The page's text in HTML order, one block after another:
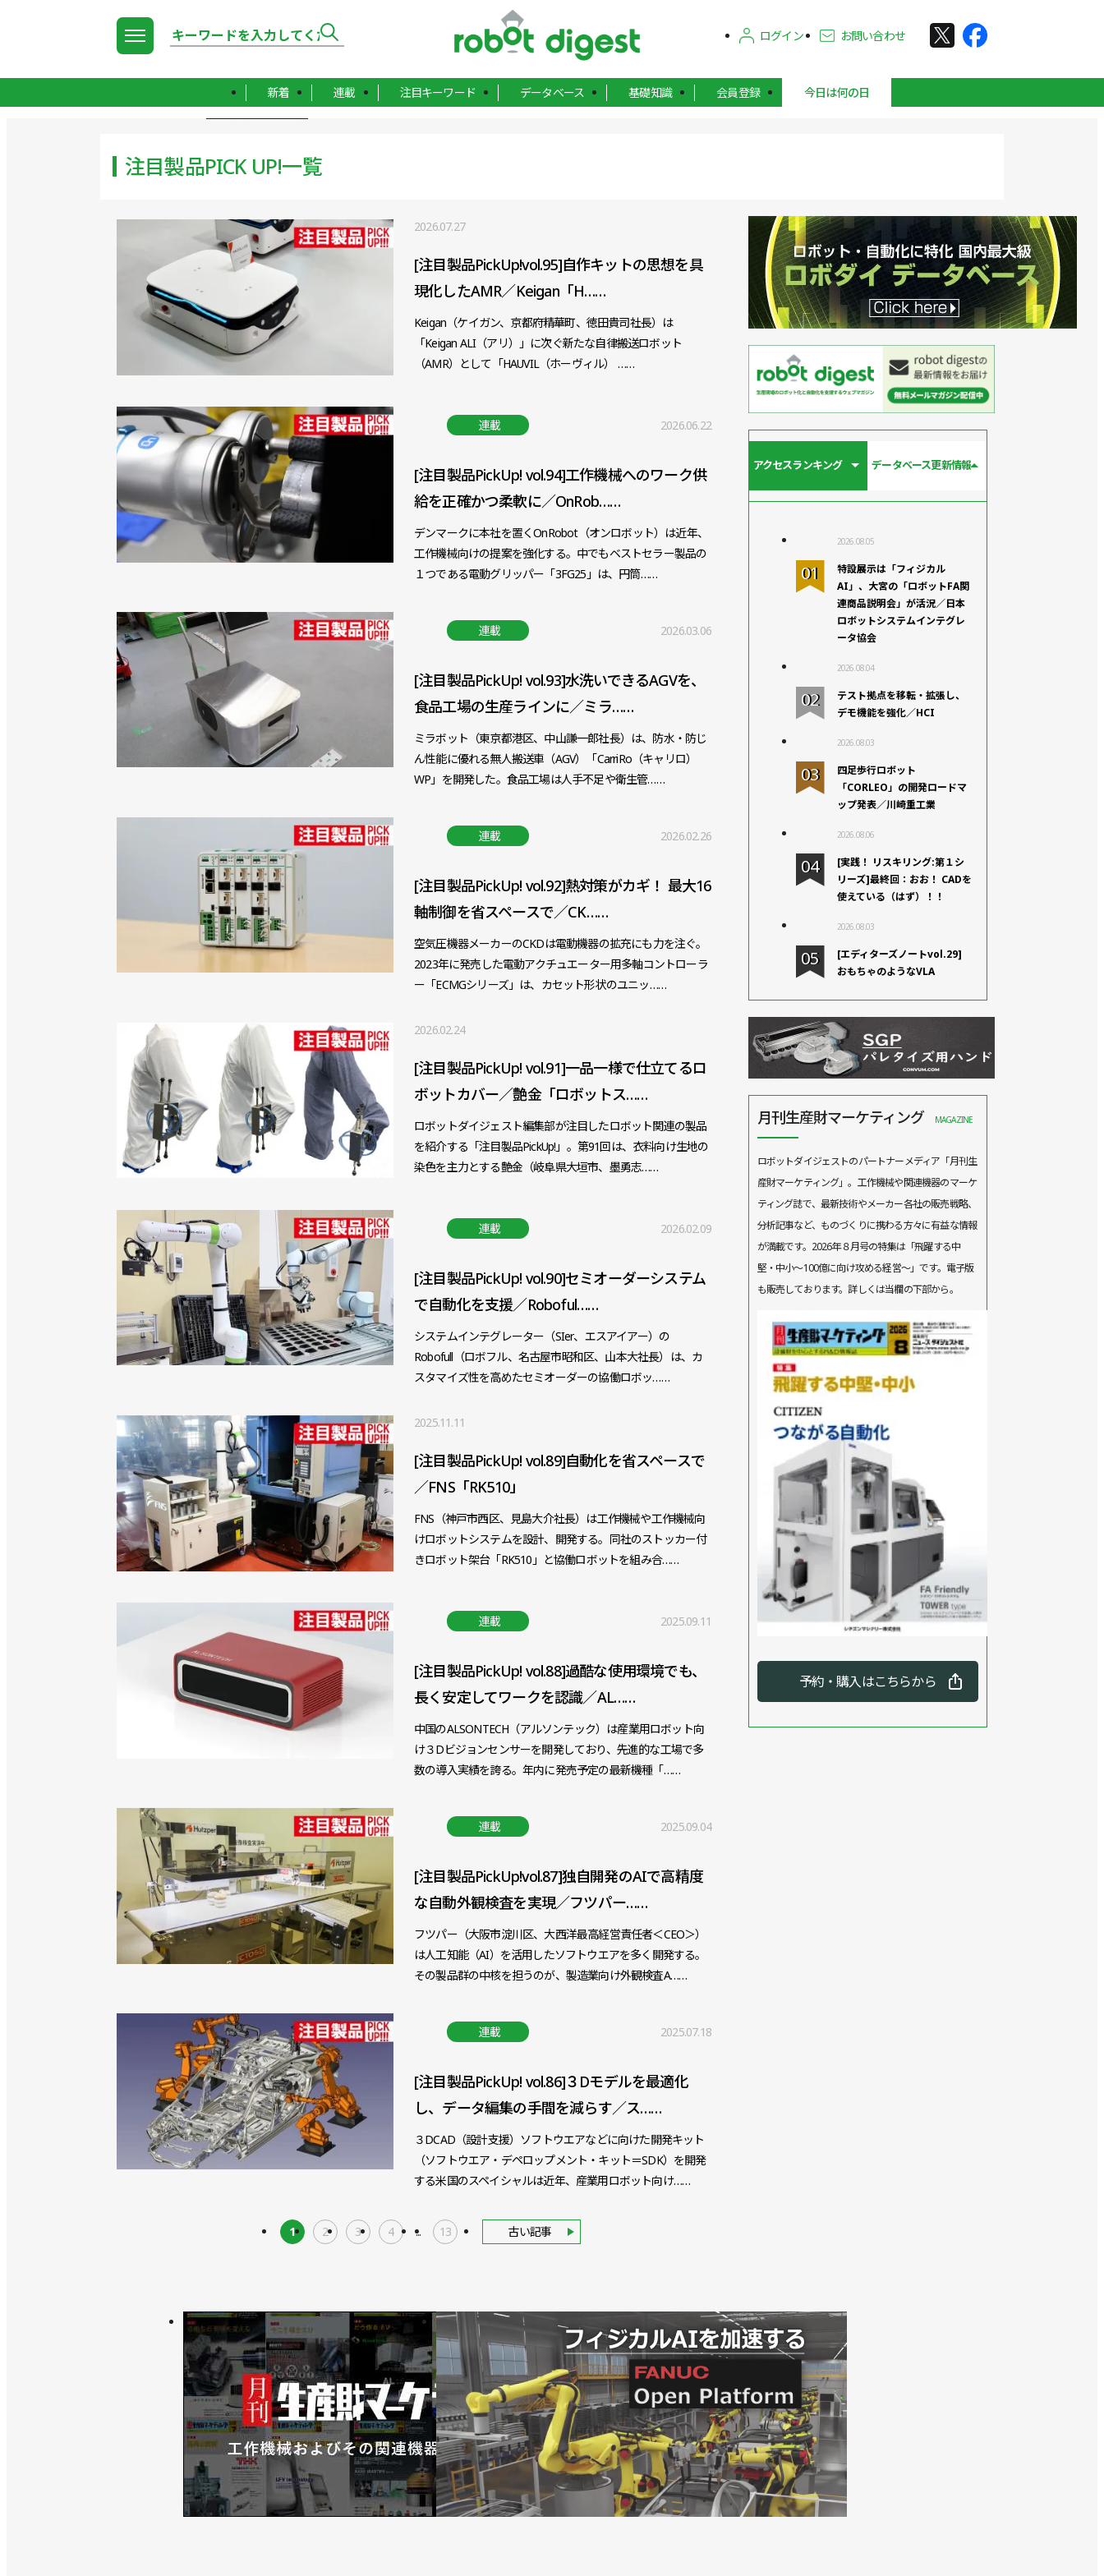
ログイン お問い合わせ
新着 連載 注目キーワード データベース 基礎知識 会員登録 今日は何の日
注目製品PICK UP!一覧
2026.07.27
[注目製品PickUp!vol.95]自作キットの思想を具
現化したAMR／Keigan「H……
Keigan（ケイガン、京都府精華町、徳田貴司社長）は
「Keigan ALI（アリ）」に次ぐ新たな自律搬送ロボット
（AMR）として「HAUVIL（ホーヴィル） ……
連載 2026.06.22
[注目製品PickUp! vol.94]工作機械へのワーク供
給を正確かつ柔軟に／OnRob……
デンマークに本社を置くOnRobot（オンロボット）は近年、
工作機械向けの提案を強化する。中でもベストセラー製品の
１つである電動グリッパー「3FG25」は、円筒……
連載 2026.03.06
[注目製品PickUp! vol.93]水洗いできるAGVを、
食品工場の生産ラインに／ミラ……
ミラボット（東京都港区、中山謙一郎社長）は、防水・防じ
ん性能に優れる無人搬送車（AGV）「CarriRo（キャリロ）
WP」を開発した。食品工場は人手不足や衛生管……
連載 2026.02.26
[注目製品PickUp! vol.92]熱対策がカギ！ 最大16
軸制御を省スペースで／CK……
空気圧機器メーカーのCKDは電動機器の拡充にも力を注ぐ。
2023年に発売した電動アクチュエーター用多軸コントローラ
ー「ECMGシリーズ」は、カセット形状のユニッ……
2026.02.24
[注目製品PickUp! vol.91]一品一様で仕立てるロ
ボットカバー／艶金「ロボットス……
ロボットダイジェスト編集部が注目したロボット関連の製品
を紹介する「注目製品PickUp!」。第91回は、衣料向け生地の
染色を主力とする艶金（岐阜県大垣市、墨勇志……
連載 2026.02.09
[注目製品PickUp! vol.90]セミオーダーシステム
で自動化を支援／Roboful……
システムインテグレーター（SIer、エスアイアー）の
Robofull（ロボフル、名古屋市昭和区、山本大社長）は、カ
スタマイズ性を高めたセミオーダーの協働ロボッ……
2025.11.11
[注目製品PickUp! vol.89]自動化を省スペースで
／FNS「RK510」
FNS（神戸市西区、見島大介社長）は工作機械や工作機械向
けロボットシステムを設計、開発する。同社のストッカー付
きロボット架台「RK510」と協働ロボットを組み合……
連載 2025.09.11
[注目製品PickUp! vol.88]過酷な使用環境でも、
長く安定してワークを認識／AL……
中国のALSONTECH（アルソンテック）は産業用ロボット向
け３Dビジョンセンサーを開発しており、先進的な工場で多
数の導入実績を誇る。年内に発売予定の最新機種「……
連載 2025.09.04
[注目製品PickUp!vol.87]独自開発のAIで高精度
な自動外観検査を実現／フツパー……
フツパー（大阪市淀川区、大西洋最高経営責任者＜CEO＞）
は人工知能（AI）を活用したソフトウエアを多く開発する。
その製品群の中核を担うのが、製造業向け外観検査A……
連載 2025.07.18
[注目製品PickUp! vol.86]３Dモデルを最適化
し、データ編集の手間を減らす／ス……
３DCAD（設計支援）ソフトウエアなどに向けた開発キット
（ソフトウエア・デペロップメント・キット＝SDK）を開発
する米国のスペイシャルは近年、産業用ロボット向け……
1 2 3 4 ... 13 古い記事
アクセスランキング データベース更新情報
2026.08.05
特設展示は「フィジカル
AI」、大宮の「ロボットFA関
連商品説明会」が活況／日本
ロボットシステムインテグレ
ータ協会
2026.08.04
テスト拠点を移転・拡張し、
デモ機能を強化／HCI
2026.08.03
四足歩行ロボット
「CORLEO」の開発ロードマ
ップ発表／川崎重工業
2026.08.06
[実践！ リスキリング:第１シ
リーズ]最終回：おお！ CADを
使えている（はず）！！
2026.08.03
[エディターズノートvol.29]
おもちゃのようなVLA
月刊生産財マーケティング MAGAZINE
ロボットダイジェストのパートナーメディア「月刊生
産財マーケティング」。工作機械や関連機器のマーケ
ティング誌で、最新技術やメーカー各社の販売戦略、
分析記事など、ものづくりに携わる方々に有益な情報
が満載です。2026年８月号の特集は「飛躍する中
堅・中小～100億に向け攻める経営～」です。電子版
も販売しております。詳しくは当欄の下部から。
予約・購入はこちらから